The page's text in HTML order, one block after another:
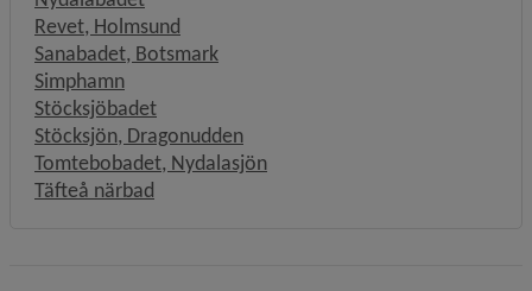
Revet, Holmsund
Sanabadet, Botsmark
Simphamn
Stöcksjöbadet
Stöcksjön, Dragonudden
Tomtebobadet, Nydalasjön
Täfteå närbad